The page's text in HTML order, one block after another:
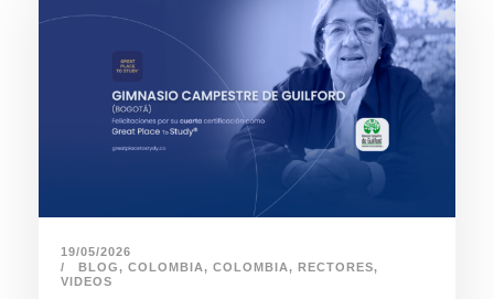
19/05/2026
BLOG, COLOMBIA, COLOMBIA, RECTORES,
VIDEOS